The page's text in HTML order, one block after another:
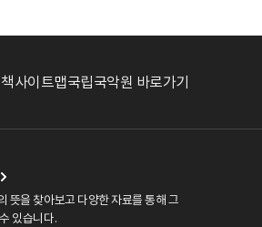
사이트맵국립국악원 바로가기
뜻을 찾아보고 다양한 자료를 통해 그
있습니다.